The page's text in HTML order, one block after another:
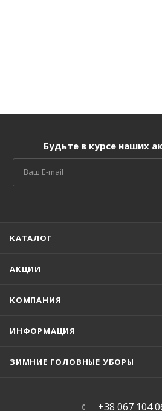
Будьте в курсе наших
КАТАЛОГ
АКЦИИ
КОМПАНИЯ
ИНФОРМАЦИЯ
ЗИМНИЕ ГОЛОВНЫЕ УБОРЫ
+38 067 104